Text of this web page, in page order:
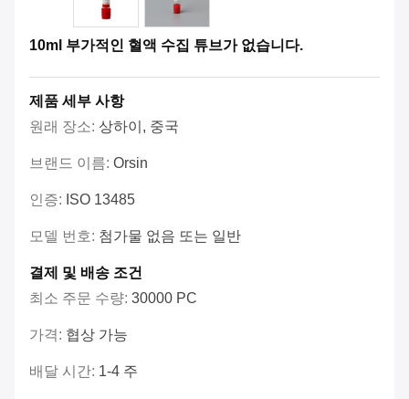
10ml 부가적인 혈액 수집 튜브가 없습니다.
제품 세부 사항
원래 장소: 상하이, 중국
브랜드 이름: Orsin
인증: ISO 13485
모델 번호: 첨가물 없음 또는 일반
결제 및 배송 조건
최소 주문 수량: 30000 PC
가격: 협상 가능
배달 시간: 1-4 주